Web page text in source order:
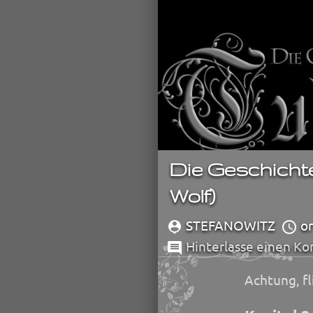
Die Geschichte
Wolf)
STEFANOWITZ
Hinterlasse einen
Achtung,